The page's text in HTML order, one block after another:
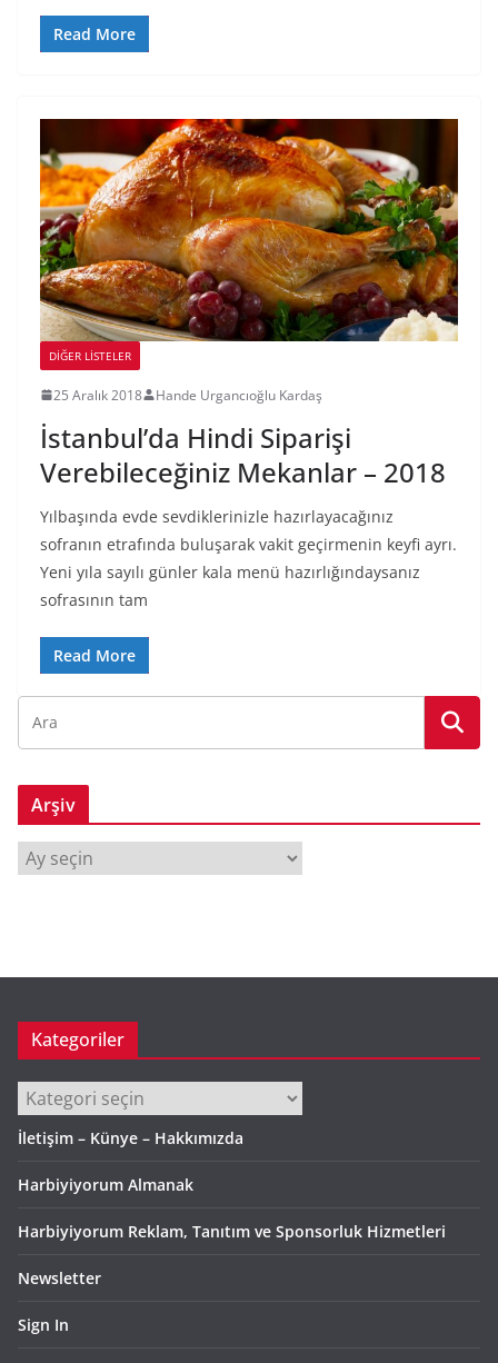
Read More
DIĞER LISTELER
25 Aralık 2018 Hande Urgancıoğlu Kardaş
İstanbul’da Hindi Siparişi
Verebileceğiniz Mekanlar – 2018
Yılbaşında evde sevdiklerinizle hazırlayacağınız
sofranın etrafında buluşarak vakit geçirmenin keyfi ayrı.
Yeni yıla sayılı günler kala menü hazırlığındaysanız
sofrasının tam
Read More
Arşiv
r
Kategoriler
Kategoriler
İletişim – Künye – Hakkımızda
Harbiyiyorum Almanak
Harbiyiyorum Reklam, Tanıtım ve Sponsorluk Hizmetleri
Newsletter
Sign In